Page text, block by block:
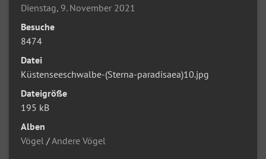
Dienstag, 9. November 2021
Besuche
8474
Datei
Küstenseeschwalbe-(Sterna-paradisaea)10.jpg
Dateigröße
195 kB
Alben
Vögel /Andere Vögel